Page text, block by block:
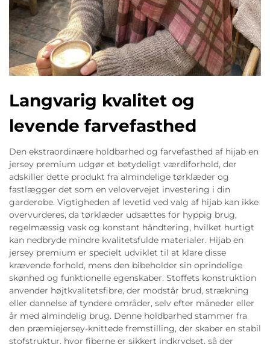
Langvarig kvalitet og
levende farvefasthed
Den ekstraordinære holdbarhed og farvefasthed af hijab en
jersey premium udgør et betydeligt værdiforhold, der
adskiller dette produkt fra almindelige tørklæder og
fastlægger det som en velovervejet investering i din
garderobe. Vigtigheden af levetid ved valg af hijab kan ikke
overvurderes, da tørklæder udsættes for hyppig brug,
regelmæssig vask og konstant håndtering, hvilket hurtigt
kan nedbryde mindre kvalitetsfulde materialer. Hijab en
jersey premium er specielt udviklet til at klare disse
krævende forhold, mens den bibeholder sin oprindelige
skønhed og funktionelle egenskaber. Stoffets konstruktion
anvender højtkvalitetsfibre, der modstår brud, strækning
eller dannelse af tyndere områder, selv efter måneder eller
år med almindelig brug. Denne holdbarhed stammer fra
den præmiejersey-knittede fremstilling, der skaber en stabil
stofstruktur, hvor fiberne er sikkert indkrydset, så der